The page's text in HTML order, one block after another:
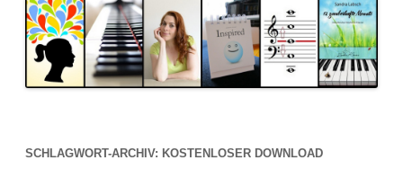
SCHLAGWORT-ARCHIV: KOSTENLOSER DOWNLOAD